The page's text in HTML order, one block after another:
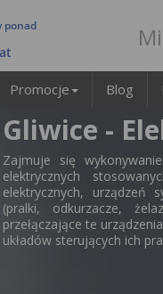
ponad
Promocje Blog
Gliwice -
Zajmuje się
elektrycznych
elektrycznych, urządzeń
(pralki, odkurzacze,
przełączające te
układów sterujących ich